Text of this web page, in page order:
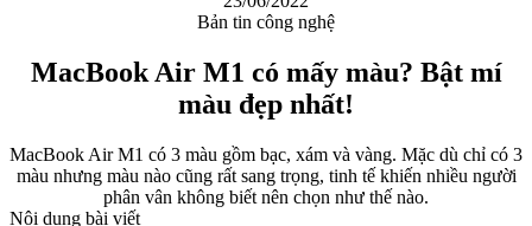
Bản tin công nghệ
MacBook Air M1 có mấy màu? Bật mí
màu đẹp nhất!
MacBook Air M1 có 3 màu gồm bạc, xám và vàng. Mặc dù chỉ có 3
màu nhưng màu nào cũng rất sang trọng, tinh tế khiến nhiều người
phân vân không biết nên chọn như thế nào.
Nội dung bài viết